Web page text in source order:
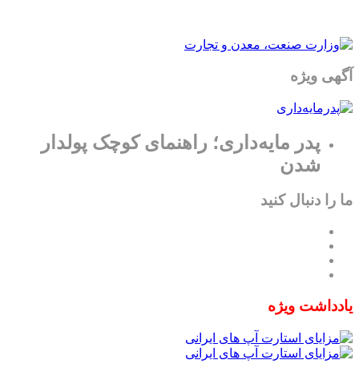
آگهی ویژه
پدر مایه‌داری؛ راهنمای کوچک پولدار
شدن
ما را دنبال کنید
یادداشت ویژه